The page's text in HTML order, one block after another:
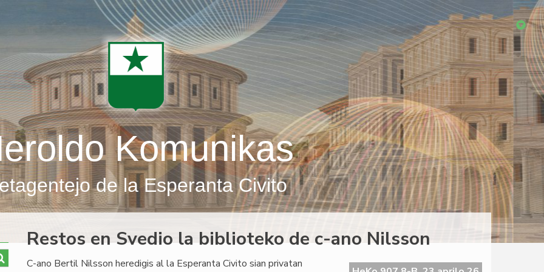
Komunikas
de la Esperanta Civito
Restos en Svedio la biblioteko de c-ano Nilsson
C-ano Bertil Nilsson heredigis al la Esperanta Civito sian privatan